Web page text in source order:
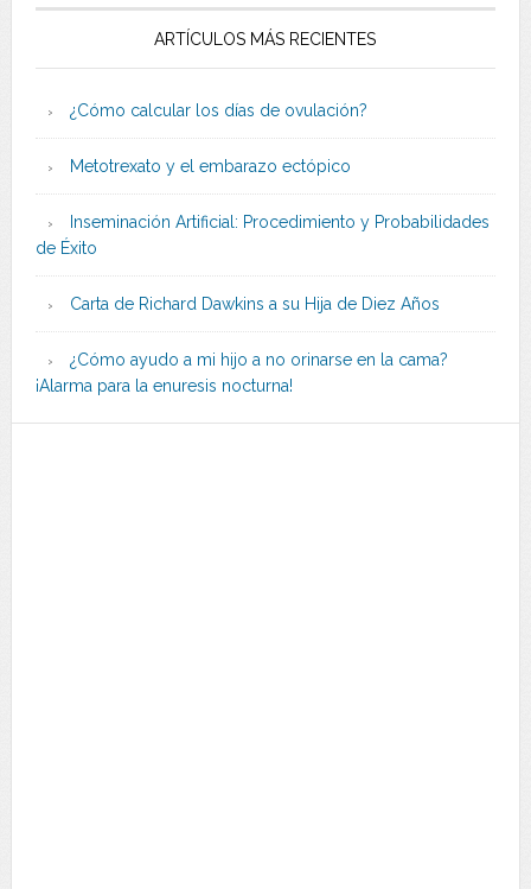
ARTÍCULOS MÁS RECIENTES
¿Cómo calcular los días de ovulación?
Metotrexato y el embarazo ectópico
Inseminación Artificial: Procedimiento y Probabilidades
de Éxito
Carta de Richard Dawkins a su Hija de Diez Años
¿Cómo ayudo a mi hijo a no orinarse en la cama?
¡Alarma para la enuresis nocturna!